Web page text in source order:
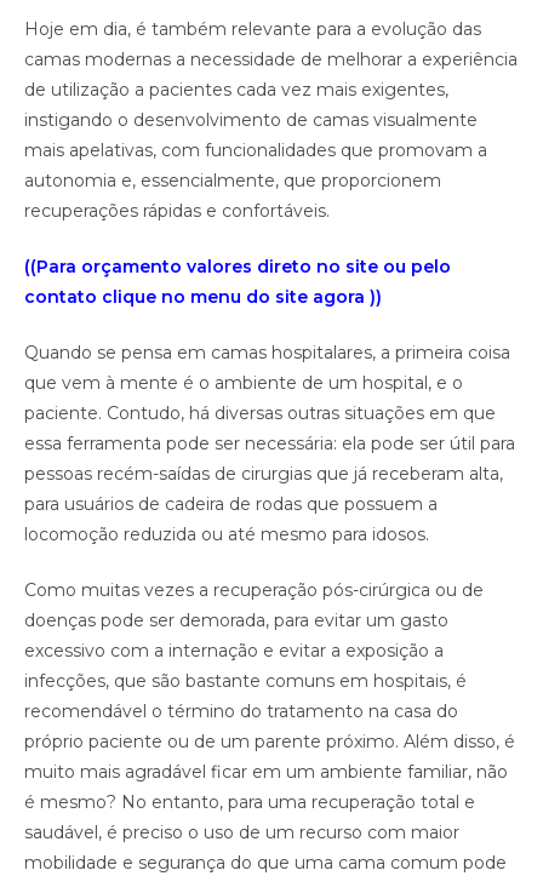
Hoje em dia, é também relevante para a evolução das
camas modernas a necessidade de melhorar a experiência
de utilização a pacientes cada vez mais exigentes,
instigando o desenvolvimento de camas visualmente
mais apelativas, com funcionalidades que promovam a
autonomia e, essencialmente, que proporcionem
recuperações rápidas e confortáveis.
((Para orçamento valores direto no site ou pelo
contato clique no menu do site agora ))
Quando se pensa em camas hospitalares, a primeira coisa
que vem à mente é o ambiente de um hospital, e o
paciente. Contudo, há diversas outras situações em que
essa ferramenta pode ser necessária: ela pode ser útil para
pessoas recém-saídas de cirurgias que já receberam alta,
para usuários de cadeira de rodas que possuem a
locomoção reduzida ou até mesmo para idosos.
Como muitas vezes a recuperação pós-cirúrgica ou de
doenças pode ser demorada, para evitar um gasto
excessivo com a internação e evitar a exposição a
infecções, que são bastante comuns em hospitais, é
recomendável o término do tratamento na casa do
próprio paciente ou de um parente próximo. Além disso, é
muito mais agradável ficar em um ambiente familiar, não
é mesmo? No entanto, para uma recuperação total e
saudável, é preciso o uso de um recurso com maior
mobilidade e segurança do que uma cama comum pode